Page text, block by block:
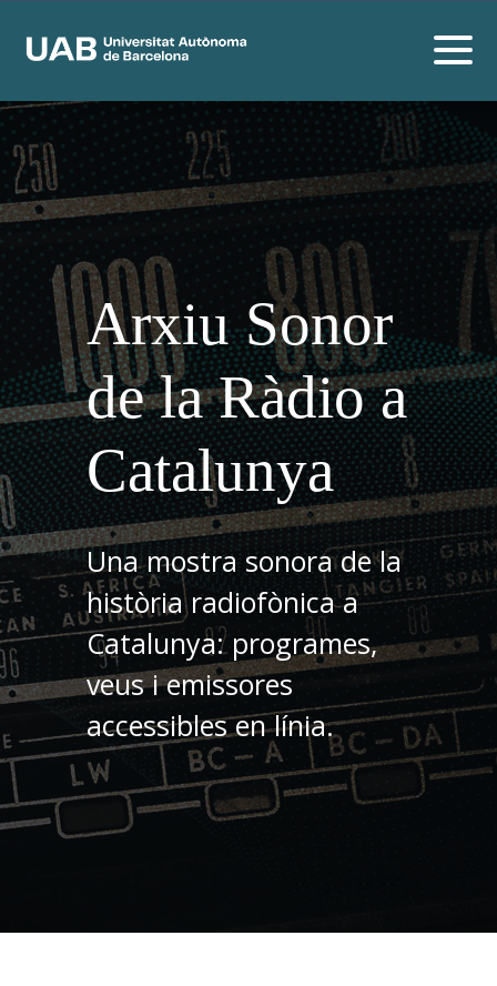
Arxiu Sonor
de la Ràdio a
Catalunya
Una mostra sonora de la
història radiofònica a
Catalunya: programes,
veus i emissores
accessibles en línia.